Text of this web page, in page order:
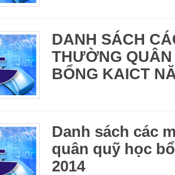
DANH SÁCH
THƯỜNG QUÂN
BỔNG KAICT
Danh sách các
quân quỹ học
2014